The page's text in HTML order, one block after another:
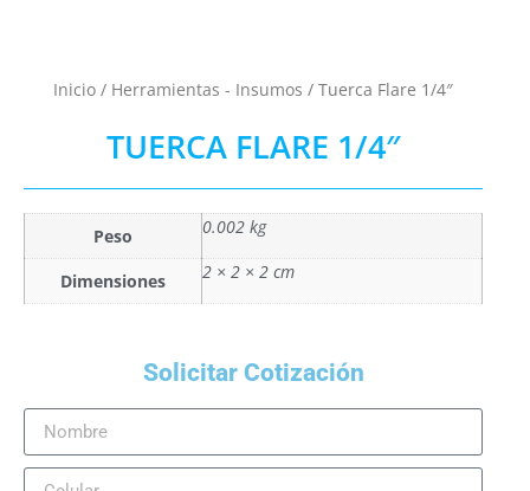
Inicio / Herramientas - Insumos / Tuerca Flare 1/4″
TUERCA FLARE 1/4″
Peso 0.002 kg
Dimensiones 2 × 2 × 2 cm
Solicitar Cotización